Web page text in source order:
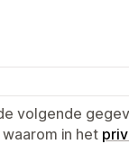
volgende
in het